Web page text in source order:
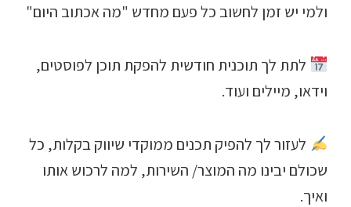
ולמי יש זמן לחשוב כל פעם מחדש "מה אכתוב היום"
לתת לך תוכנית חודשית להפקת תוכן לפוסטים,
וידאו, מיילים ועוד.
לעזור לך להפיק תכנים ממוקדי שיווק בקלות, כל
שכולם יבינו מה המוצר/ השירות, למה לרכוש אותו
ואיך.